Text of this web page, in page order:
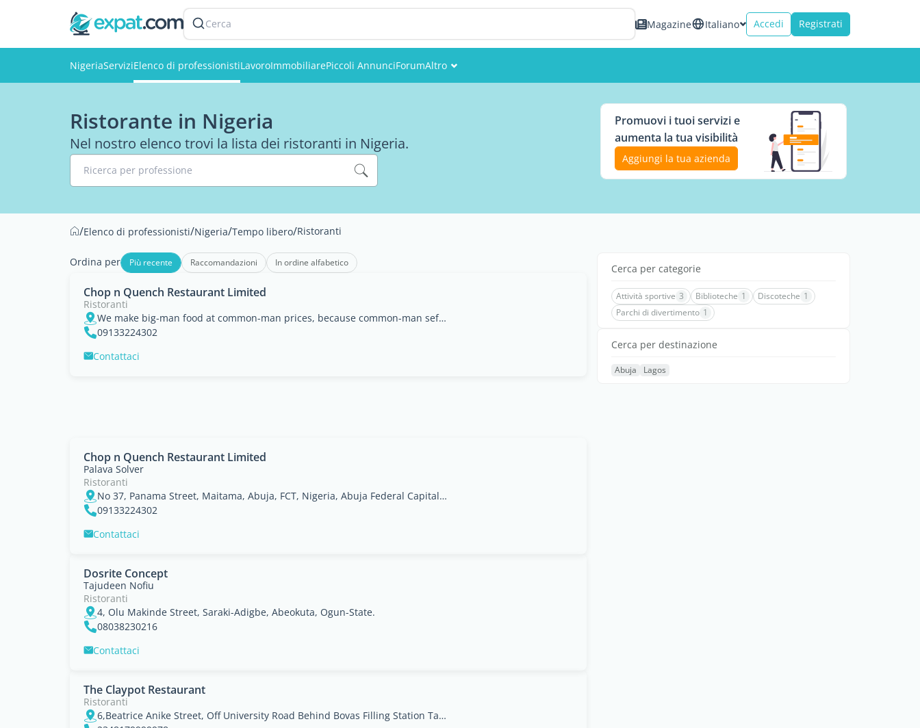
Cerca Magazine Italiano Accedi Registrati
NigeriaServiziElenco di professionistiLavoroImmobiliarePiccoli AnnunciForumAltro
Ristorante in Nigeria
Nel nostro elenco trovi la lista dei ristoranti in Nigeria.
Ricerca per professione
Promuovi i tuoi servizi e
aumenta la tua visibilità
Aggiungi la tua azienda
/Elenco di professionisti/Nigeria/Tempo libero/Ristoranti
Ordina per Più recente Raccomandazioni In ordine alfabetico
Chop n Quench Restaurant Limited
Ristoranti
We make big-man food at common-man prices, because common-man sef suppose enjoy., Abuja, Abuja Federal Capital Territory
09133224302
Contattaci
Chop n Quench Restaurant Limited
Palava Solver
Ristoranti
No 37, Panama Street, Maitama, Abuja, FCT, Nigeria, Abuja Federal Capital Territory
09133224302
Contattaci
Dosrite Concept
Tajudeen Nofiu
Ristoranti
4, Olu Makinde Street, Saraki-Adigbe, Abeokuta, Ogun-State.
08038230216
Contattaci
The Claypot Restaurant
Ristoranti
6,Beatrice Anike Street, Off University Road Behind Bovas Filling Station Tanke Oke-Odo Ilorin, Kwara
Cerca per categorie
Attività sportive 3 Biblioteche 1 Discoteche 1
Parchi di divertimento 1
Cerca per destinazione
Abuja Lagos